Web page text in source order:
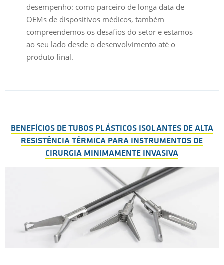
desempenho: como parceiro de longa data de
OEMs de dispositivos médicos, também
compreendemos os desafios do setor e estamos
ao seu lado desde o desenvolvimento até o
produto final.
BENEFÍCIOS DE TUBOS PLÁSTICOS ISOLANTES DE ALTA
RESISTÊNCIA TÉRMICA PARA INSTRUMENTOS DE
CIRURGIA MINIMAMENTE INVASIVA